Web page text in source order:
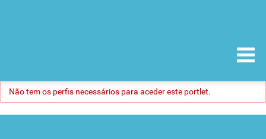
Não tem os perfis necessários para aceder este portlet.